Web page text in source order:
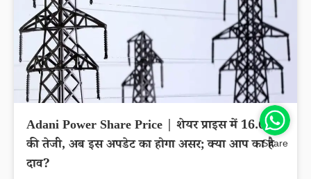
Adani Power Share Price | शेयर प्राइस में 16.65%
की तेजी, अब इस अपडेट का होगा असर; क्या आप का है
दाव?
Share